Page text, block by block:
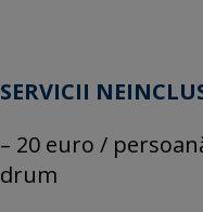
SERVICII
– 20 euro /
drum